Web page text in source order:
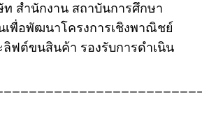
สำนักงาน สถาบันการศึกษา
พื่อพัฒนาโครงการเชิงพาณิชย์
ฟต์ขนสินค้า รองรับการดำเนิน